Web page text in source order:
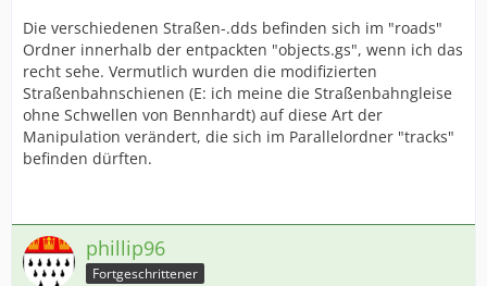
Die verschiedenen Straßen-.dds befinden sich im "roads"
Ordner innerhalb der entpackten "objects.gs", wenn ich das
recht sehe. Vermutlich wurden die modifizierten
Straßenbahnschienen (E: ich meine die Straßenbahngleise
ohne Schwellen von Bennhardt) auf diese Art der
Manipulation verändert, die sich im Parallelordner "tracks"
befinden dürften.
phillip96
Fortgeschrittener